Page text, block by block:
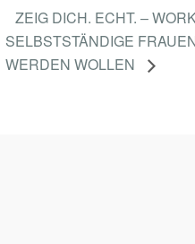
N
ZEIG DICH. ECHT. –
SELBSTSTÄNDIGE
WERDEN WOLLEN